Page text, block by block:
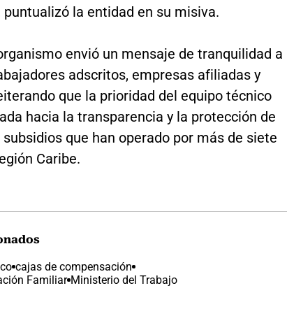
la entidad en su misiva.
envió un mensaje de tranquilidad a
adscritos, empresas afiliadas y
que la prioridad del equipo técnico
hacia la transparencia y la protección de
que han operado por más de siete
Caribe.
cajas de compensación
Familiar Ministerio del Trabajo